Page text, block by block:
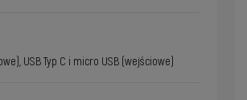
USB Typ C i micro USB (wejściowe)